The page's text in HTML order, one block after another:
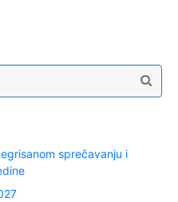
sprečavanju i